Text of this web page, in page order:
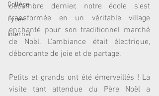
Collège
Lycée
Internat
décembre dernier, notre école s'est
transformée en un véritable village
enchanté pour son traditionnel marché
de Noël. L'ambiance était électrique,
débordante de joie et de partage.
Petits et grands ont été émerveillés ! La
visite tant attendue du Père Noël a